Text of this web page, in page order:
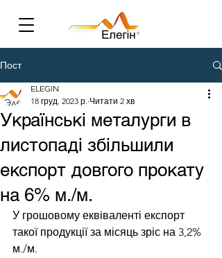
Пост
Українські металурги в
листопаді збільшили
експорт довгого прокату
на 6% м./м.
ELEGIN
18 груд. 2023 р. Читати 2 хв
У грошовому еквіваленті експорт
такої продукції за місяць зріс на 3,2%
м./м.